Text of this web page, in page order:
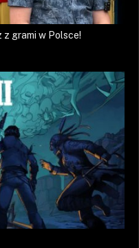
z grami w Polsce!